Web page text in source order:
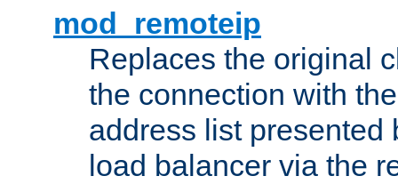
mod_remoteip
Replaces the original
the connection with
address list presented
load balancer via the